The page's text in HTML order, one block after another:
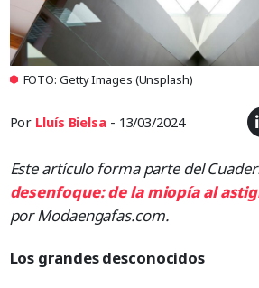
FOTO: Getty Images (Unsplash)
Por Lluís Bielsa- 13/03/2024
Este artículo forma parte del
desenfoque: de la miopía al
por Modaengafas.com.
Los grandes desconocidos